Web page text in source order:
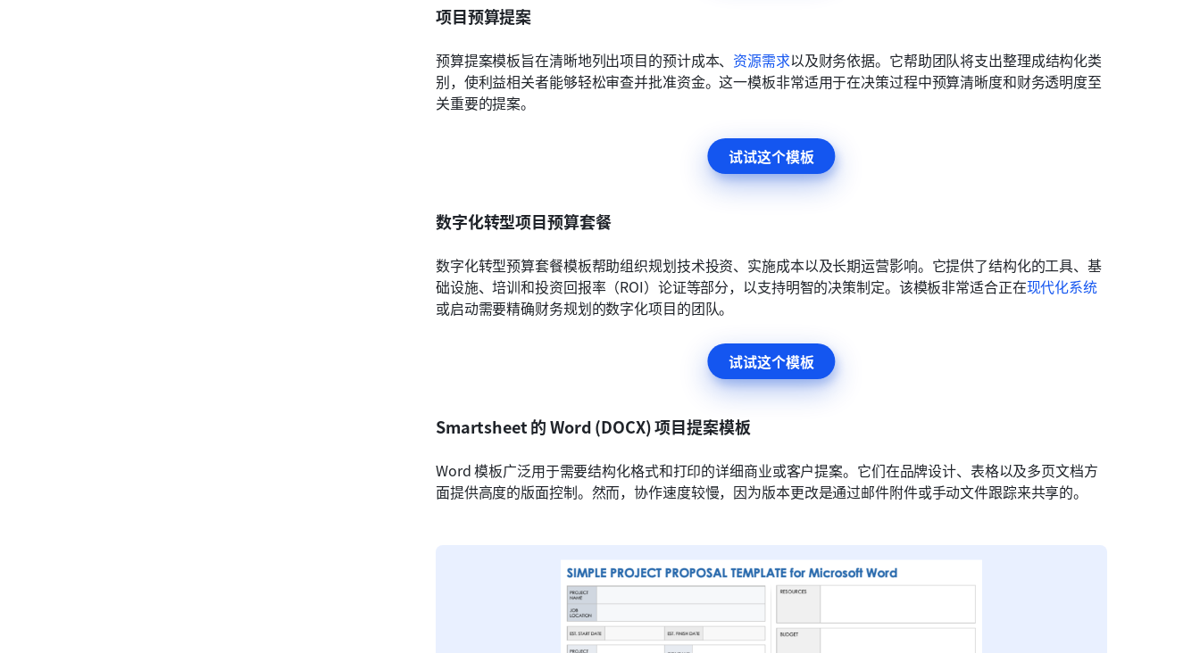
项目预算提案
预算提案模板旨在清晰地列出项目的预计成本、 资源需求以及财务依据。它帮助团队将支出整理成结构化类
别，使利益相关者能够轻松审查并批准资金。这一模板非常适用于在决策过程中预算清晰度和财务透明度至
关重要的提案。
试试这个模板
数字化转型项目预算套餐
数字化转型预算套餐模板帮助组织规划技术投资、实施成本以及长期运营影响。它提供了结构化的工具、基
础设施、培训和投资回报率（ROI）论证等部分，以支持明智的决策制定。该模板非常适合正在现代化系统
或启动需要精确财务规划的数字化项目的团队。
试试这个模板
Smartsheet 的 Word (DOCX) 项目提案模板
Word 模板广泛用于需要结构化格式和打印的详细商业或客户提案。它们在品牌设计、表格以及多页文档方
面提供高度的版面控制。然而，协作速度较慢，因为版本更改是通过邮件附件或手动文件跟踪来共享的。